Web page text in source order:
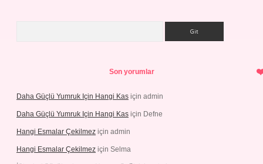
Son yorumlar
Daha Güçlü Yumruk Için Hangi Kas için admin
Daha Güçlü Yumruk Için Hangi Kas için Defne
Hangi Esmalar Çekilmez için admin
Hangi Esmalar Çekilmez için Selma